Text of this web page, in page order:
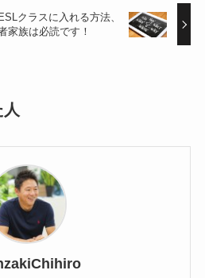
クラスに入れる方法、
家族は必読です！